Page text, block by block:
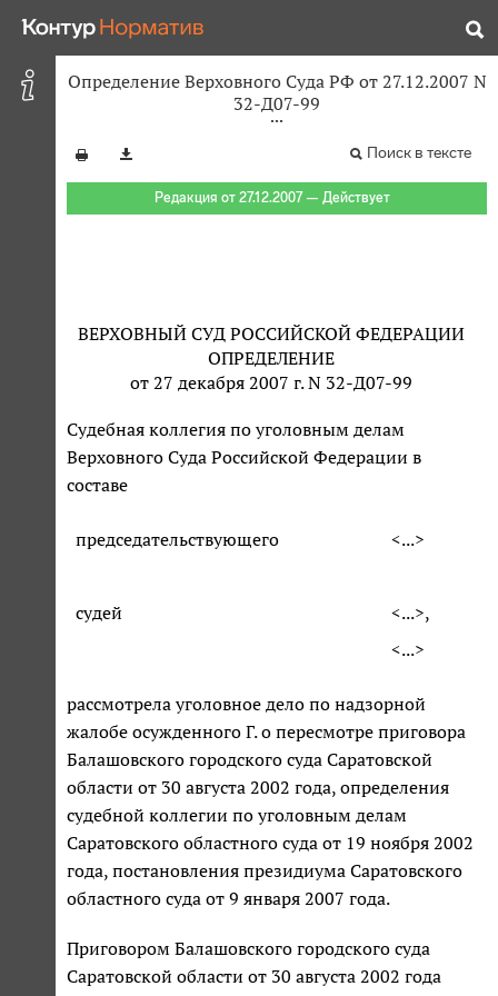
Определение Верховного Суда РФ от 27.12.2007 N
32-Д07-99
Поиск в тексте
Редакция от 27.12.2007 — Действует
ВЕРХОВНЫЙ СУД РОССИЙСКОЙ ФЕДЕРАЦИИ
ОПРЕДЕЛЕНИЕ
от 27 декабря 2007 г. N 32-Д07-99
Судебная коллегия по уголовным делам
Верховного Суда Российской Федерации в
составе
председательствующего <...>
судей
<...>,
<...>
рассмотрела уголовное дело по надзорной
жалобе осужденного Г. о пересмотре приговора
Балашовского городского суда Саратовской
области от 30 августа 2002 года, определения
судебной коллегии по уголовным делам
Саратовского областного суда от 19 ноября 2002
года, постановления президиума Саратовского
областного суда от 9 января 2007 года.
Приговором Балашовского городского суда
Саратовской области от 30 августа 2002 года